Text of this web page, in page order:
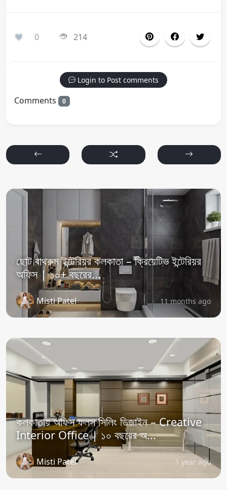
0 214
Login to Post comments
Comments 0
ছোট বাথরুম ইন্টেরিয়র কলকাতা – ক্রিয়েটিভ ইন্টেরিয়র
অফিস | ১০+ বছরের...
Misti Patel 11 months ago
কলকাতায় অফিস ফলস সিলিং ডিজাইন – Creative
Interior Office | ১০ বছরের অ...
Misti Patel 1 year ago